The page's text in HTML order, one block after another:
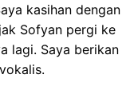
kasihan dengan
Sofyan pergi ke
lagi. Saya berikan